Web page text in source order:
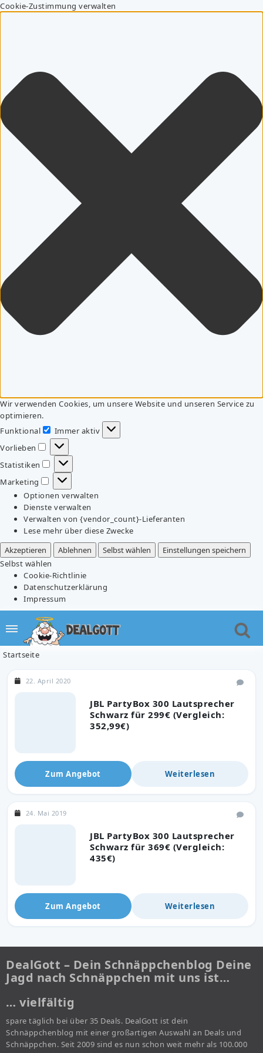
Cookie-Zustimmung verwalten
Wir verwenden Cookies, um unsere Website und unseren Service zu
optimieren.
Funktional
Funktional
Immer aktiv
Vorlieben
Vorlieben
Statistiken
Statistiken
Marketing
Marketing
Optionen verwalten
Dienste verwalten
Verwalten von {vendor_count}-Lieferanten
Lese mehr über diese Zwecke
Akzeptieren
Ablehnen Selbst wählen
Einstellungen speichern
Selbst wählen
Cookie-Richtlinie
Datenschutzerklärung
Impressum
Startseite
JBL PartyBox 300 Lautsprecher
Schwarz für 299€ (Vergleich:
352,99€)
22. April 2020
Zum Angebot Weiterlesen
JBL PartyBox 300 Lautsprecher
Schwarz für 369€ (Vergleich:
435€)
24. Mai 2019
Zum Angebot Weiterlesen
DealGott – Dein Schnäppchenblog Deine
Jagd nach Schnäppchen mit uns ist…
… vielfältig
spare täglich bei über 35 Deals. DealGott ist dein
Schnäppchenblog mit einer großartigen Auswahl an Deals und
Schnäppchen. Seit 2009 sind es nun schon weit mehr als 100.000